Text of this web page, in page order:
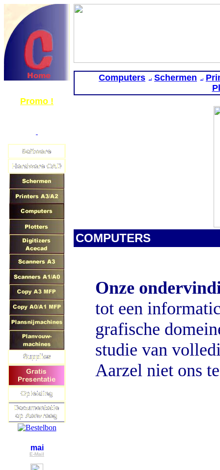
Promo !
E-Mail
Computers Schermen
COMPUTERS
Onze
tot een
grafische
studie van
Aarzel niet ons